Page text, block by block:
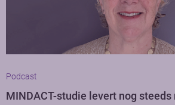
Podcast
MINDACT-studie levert nog